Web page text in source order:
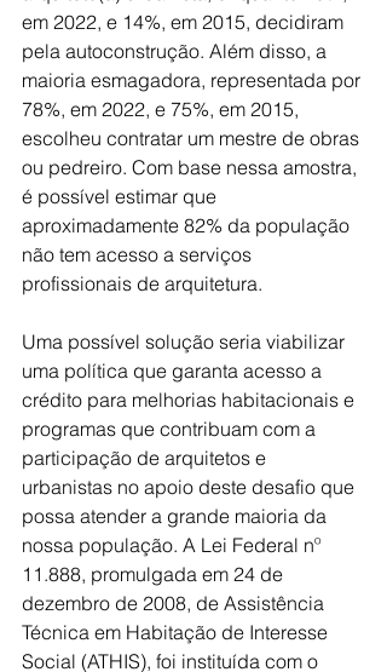
em 2022, e 14%, em 2015, decidiram
pela autoconstrução. Além disso, a
maioria esmagadora, representada por
78%, em 2022, e 75%, em 2015,
escolheu contratar um mestre de obras
ou pedreiro. Com base nessa amostra,
é possível estimar que
aproximadamente 82% da população
não tem acesso a serviços
profissionais de arquitetura.
Uma possível solução seria viabilizar
uma política que garanta acesso a
crédito para melhorias habitacionais e
programas que contribuam com a
participação de arquitetos e
urbanistas no apoio deste desafio que
possa atender a grande maioria da
nossa população. A Lei Federal nº
11.888, promulgada em 24 de
dezembro de 2008, de Assistência
Técnica em Habitação de Interesse
Social (ATHIS), foi instituída com o